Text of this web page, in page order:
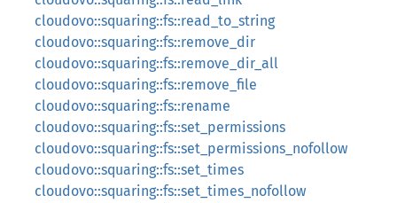
cloudovo::squaring::fs::read_to_string
cloudovo::squaring::fs::remove_dir
cloudovo::squaring::fs::remove_dir_all
cloudovo::squaring::fs::remove_file
cloudovo::squaring::fs::rename
cloudovo::squaring::fs::set_permissions
cloudovo::squaring::fs::set_permissions_nofollow
cloudovo::squaring::fs::set_times
cloudovo::squaring::fs::set_times_nofollow